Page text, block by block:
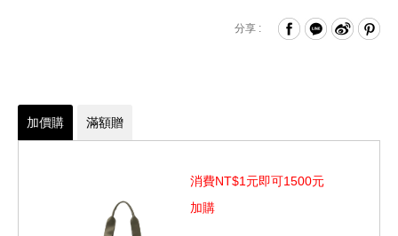
雙側置物袋設計
材質：NYLON(尼龍)、裡料: POLYESTER(聚酯)、其他: 織
分享 :
加價購 滿額贈
消費NT$1元即可1500元
加購